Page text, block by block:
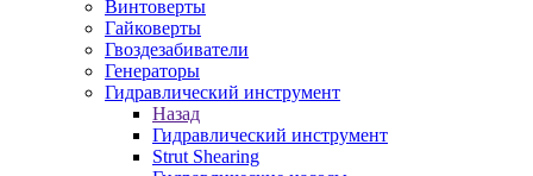
Винтоверты
Гайковерты
Гвоздезабиватели
Генераторы
Гидравлический инструмент
Назад
Гидравлический инструмент
Strut Shearing